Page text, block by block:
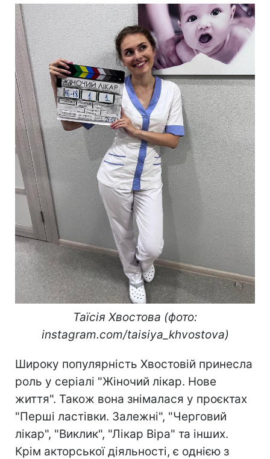
Таїсія Хвостова (фото:
instagram.com/taisiya_khvostova)
Широку популярність Хвостовій принесла
роль у серіалі "Жіночий лікар. Нове
життя". Також вона знімалася у проєктах
"Перші ластівки. Залежні", "Черговий
лікар", "Виклик", "Лікар Віра" та інших.
Крім акторської діяльності, є однією з